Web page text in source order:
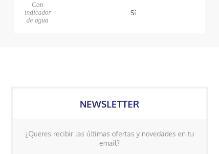
Con
indicador
de agua
Sí
NEWSLETTER
¿Queres recibir las últimas ofertas y novedades en tu
email?